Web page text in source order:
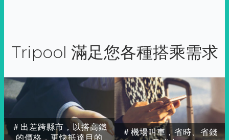
Tripool 滿足您各種搭乘需求
＃出差跨縣市，以搭高鐵
的價格，更快抵達目的
＃機場叫車，省時、省錢